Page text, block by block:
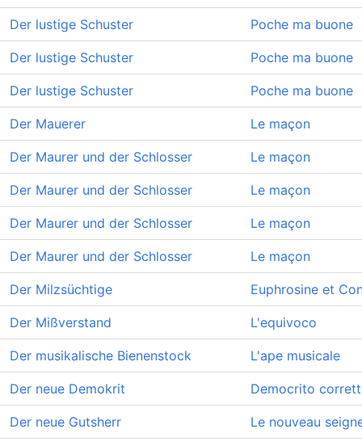
Der lustige Schuster Poche ma buone
Der lustige Schuster Poche ma buone
Der lustige Schuster Poche ma buone
Der Mauerer Le maçon
Der Maurer und der Schlosser Le maçon
Der Maurer und der Schlosser Le maçon
Der Maurer und der Schlosser Le maçon
Der Maurer und der Schlosser Le maçon
Der Milzsüchtige Euphrosine et
Der Mißverstand L'equivoco
Der musikalische Bienenstock L'ape musicale
Der neue Demokrit Democrito
Der neue Gutsherr Le nouveau